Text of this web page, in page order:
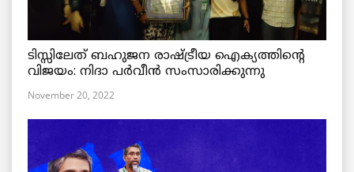
ടിസ്സിലേത് ബഹുജന രാഷ്ട്രീയ ഐക്യത്തിന്റെ
വിജയം: നിദാ പർവീൻ സംസാരിക്കുന്നു
November 20, 2022